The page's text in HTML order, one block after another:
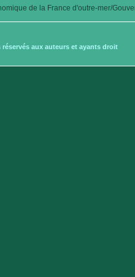
de la France d'outre-mer/
aux auteurs et ayants droit